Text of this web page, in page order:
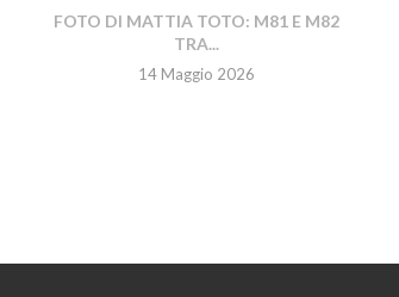
FOTO DI MATTIA TOTO: M81 E M82
TRA...
14 Maggio 2026